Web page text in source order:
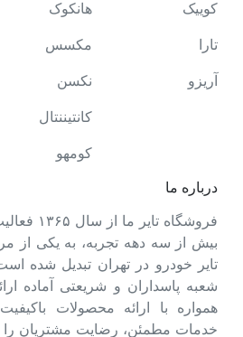
درباره ما
فروشگاه
بیش از سه دهه تجربه، به یکی از
تایر خودرو در تهران تبدیل شده
شعبه پاسداران و شریعتی آماده
همواره با ارائه محصولات
خدمات مطمئن، رضایت مشتریان را
کوییک
تارا
آریزو
هانکوک
مکسس
نکسن
کانتیننتال
کومهو